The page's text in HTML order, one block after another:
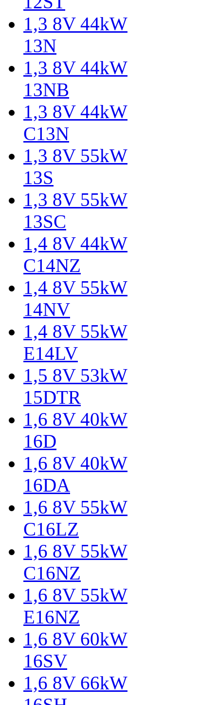
1,3 8V 44kW
13N
1,3 8V 44kW
13NB
1,3 8V 44kW
C13N
1,3 8V 55kW
13S
1,3 8V 55kW
13SC
1,4 8V 44kW
C14NZ
1,4 8V 55kW
14NV
1,4 8V 55kW
E14LV
1,5 8V 53kW
15DTR
1,6 8V 40kW
16D
1,6 8V 40kW
16DA
1,6 8V 55kW
C16LZ
1,6 8V 55kW
C16NZ
1,6 8V 55kW
E16NZ
1,6 8V 60kW
16SV
1,6 8V 66kW